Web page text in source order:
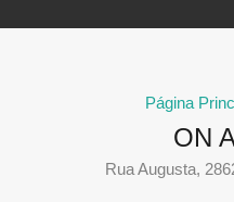
Página
ON
Rua Augusta,